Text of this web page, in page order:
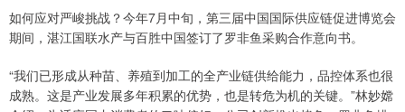
如何应对严峻挑战？今年7月中旬，第三届中国国际供应链促进博览会
期间，湛江国联水产与百胜中国签订了罗非鱼采购合作意向书。
“我们已形成从种苗、养殖到加工的全产业链供给能力，品控体系也很
成熟。这是产业发展多年积累的优势，也是转危为机的关键。”林妙嫦